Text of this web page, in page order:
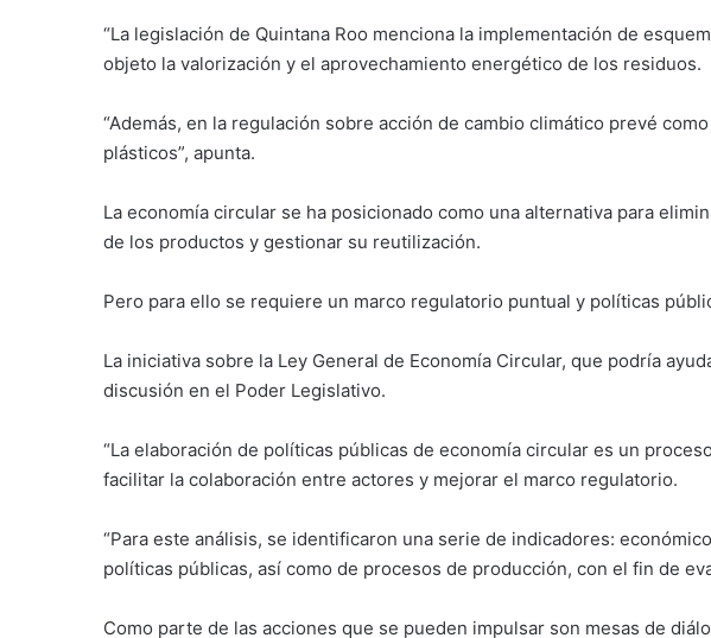
“La legislación de Quintana Roo menciona la implementación de
objeto la valorización y el aprovechamiento energético de los residuos.
“Además, en la regulación sobre acción de cambio climático prevé
plásticos”, apunta.
La economía circular se ha posicionado como una alternativa para
de los productos y gestionar su reutilización.
Pero para ello se requiere un marco regulatorio puntual y políticas
La iniciativa sobre la Ley General de Economía Circular, que podría
discusión en el Poder Legislativo.
“La elaboración de políticas públicas de economía circular es un
facilitar la colaboración entre actores y mejorar el marco regulatorio.
“Para este análisis, se identificaron una serie de indicadores:
políticas públicas, así como de procesos de producción, con el fin de
Como parte de las acciones que se pueden impulsar son mesas de